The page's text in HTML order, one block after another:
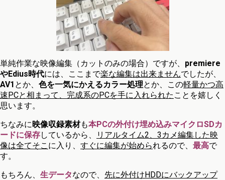
単純作業な映像編集（カットのみの場合）ですが、 premiere
やEdius時代には、ここまで楽な編集は出来ませんでしたが、
AV1 とか、 色を一気にかえるカラー処理とか、この軽量かつ高
速PCと相まって、完成系のPCを手に入れられた ことを嬉しく
思います。
ちなみに映像収録素材も本PCの外付け埋め込みマイクロSDカ
ードに保存しているから、
リアルタイム2、3カメ編集した映
像は全てそこ に入り、 すぐに編集が始められるので、 最高で
す。
もちろん、 生データなので、 先に外付けHDDにバックアップ